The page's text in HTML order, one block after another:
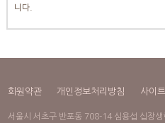
니다.
회원약관 개인정보처리방침 사이
서울시 서초구 반포동 708-14 심용섭 십장